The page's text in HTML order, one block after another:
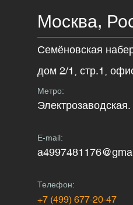
Москва,
Семёновская
дом 2/1, стр.1,
Метро:
Электрозаводская.
E-mail:
Телефон:
+7 (499) 677-20-47